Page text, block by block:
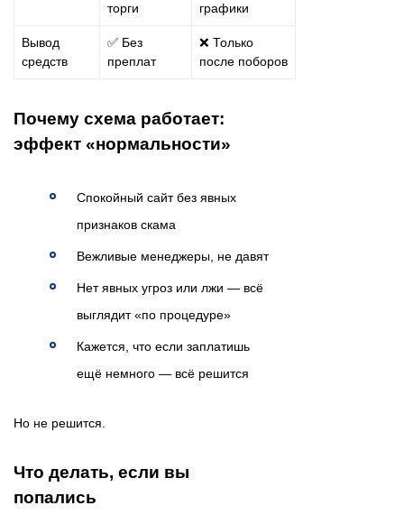
торги
графики
Вывод
средств
✅ Без
преплат
❌ Только
после поборов
Почему схема работает:
эффект «нормальности»
Спокойный сайт без явных
признаков скама
Вежливые менеджеры, не давят
Нет явных угроз или лжи — всё
выглядит «по процедуре»
Кажется, что если заплатишь
ещё немного — всё решится
Но не решится.
Что делать, если вы
попались